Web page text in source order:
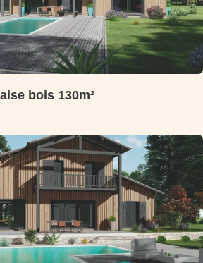
bois 130m²